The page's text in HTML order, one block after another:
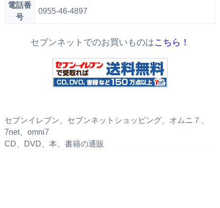
電話番
号
0955-46-4897
セブンネットでのお買いものはこちら！
セブンイレブン、セブンネットショッピング、オムニ７、
7net、omni7
CD、DVD、本、書籍の通販